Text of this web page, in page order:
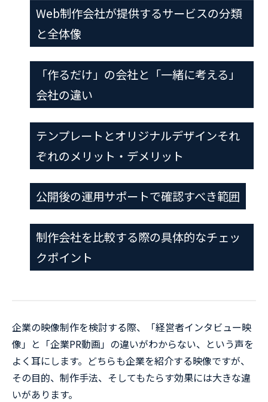
Web制作会社が提供するサービスの分類
と全体像
「作るだけ」の会社と「一緒に考える」
会社の違い
テンプレートとオリジナルデザインそれ
ぞれのメリット・デメリット
公開後の運用サポートで確認すべき範囲
制作会社を比較する際の具体的なチェッ
クポイント
企業の映像制作を検討する際、「経営者インタビュー映
像」と「企業PR動画」の違いがわからない、という声を
よく耳にします。どちらも企業を紹介する映像ですが、
その目的、制作手法、そしてもたらす効果には大きな違
いがあります。